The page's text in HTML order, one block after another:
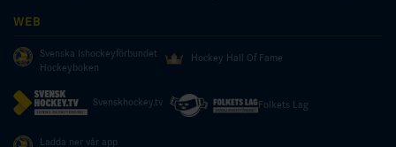
WEB
Svenska Ishockeyförbundet
Hockeyboken
Hockey Hall Of Fame
Svenskhockey.tv Folkets Lag
Ladda ner vår app